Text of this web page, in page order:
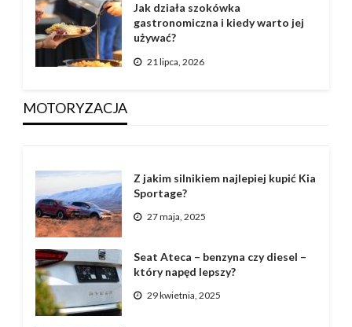
Jak działa szokówka
gastronomiczna i kiedy warto jej
używać?
21 lipca, 2026
MOTORYZACJA
Z jakim silnikiem najlepiej kupić Kia
Sportage?
27 maja, 2025
Seat Ateca – benzyna czy diesel –
który napęd lepszy?
29 kwietnia, 2025